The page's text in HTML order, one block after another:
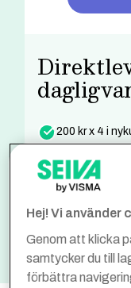
200 kr x 4 i
Fri frakt vid
Spara
Hej! Vi använder
Genom att klicka
samtycker du till
förbättra